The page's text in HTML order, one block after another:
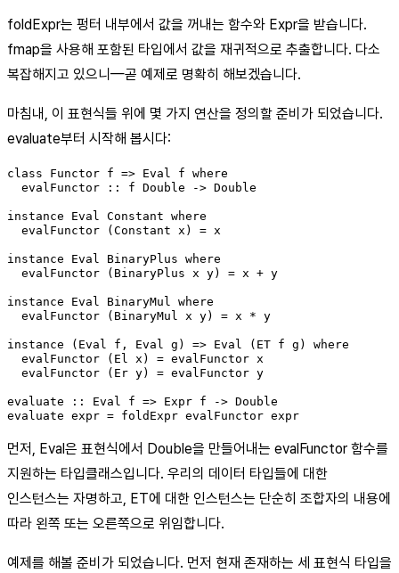
foldExpr는 펑터 내부에서 값을 꺼내는 함수와 Expr을 받습니다.
fmap을 사용해 포함된 타입에서 값을 재귀적으로 추출합니다. 다소
복잡해지고 있으니—곧 예제로 명확히 해보겠습니다.
마침내, 이 표현식들 위에 몇 가지 연산을 정의할 준비가 되었습니다.
evaluate부터 시작해 봅시다:
class Functor f => Eval f where
  evalFunctor :: f Double -> Double
instance Eval Constant where
  evalFunctor (Constant x) = x
instance Eval BinaryPlus where
  evalFunctor (BinaryPlus x y) = x + y
instance Eval BinaryMul where
  evalFunctor (BinaryMul x y) = x * y
instance (Eval f, Eval g) => Eval (ET f g) where
  evalFunctor (El x) = evalFunctor x
  evalFunctor (Er y) = evalFunctor y
evaluate :: Eval f => Expr f -> Double
evaluate expr = foldExpr evalFunctor expr
먼저, Eval은 표현식에서 Double을 만들어내는 evalFunctor 함수를
지원하는 타입클래스입니다. 우리의 데이터 타입들에 대한
인스턴스는 자명하고, ET에 대한 인스턴스는 단순히 조합자의 내용에
따라 왼쪽 또는 오른쪽으로 위임합니다.
예제를 해볼 준비가 되었습니다. 먼저 현재 존재하는 세 표현식 타입을